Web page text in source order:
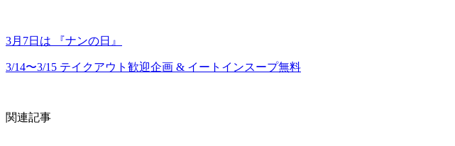
3月7日は 『ナンの日』
3/14〜3/15 テイクアウト歓迎企画 & イートインスープ無料
関連記事